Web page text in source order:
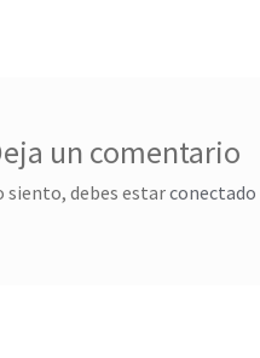
un comentario
siento, debes estarconectado